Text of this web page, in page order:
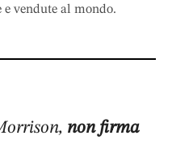
vendute al mondo.
non firma